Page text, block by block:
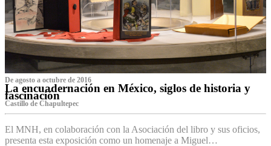
De agosto a octubre de 2016
La encuadernación en México, siglos de historia y
fascinación
Castillo de Chapultepec
El MNH, en colaboración con la Asociación del libro y sus oficios,
presenta esta exposición como un homenaje a Miguel…